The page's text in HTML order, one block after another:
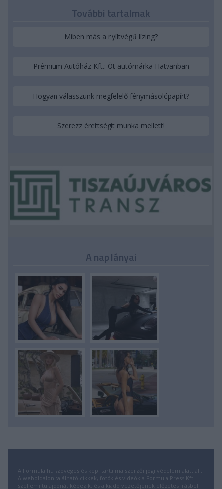
További tartalmak
Miben más a nyíltvégű lízing?
Prémium Autóház Kft.: Öt autómárka Hatvanban
Hogyan válasszunk megfelelő fénymásolópapírt?
Szerezz érettségit munka mellett!
A nap lányai
A Formula.hu szöveges és képi tartalma szerzői jogi védelem alatt áll.
A weboldalon található cikkek, fotók és videók a Formula Press Kft.
szellemi tulajdonát képezik, és a kiadó vezetőjének előzetes írásbeli